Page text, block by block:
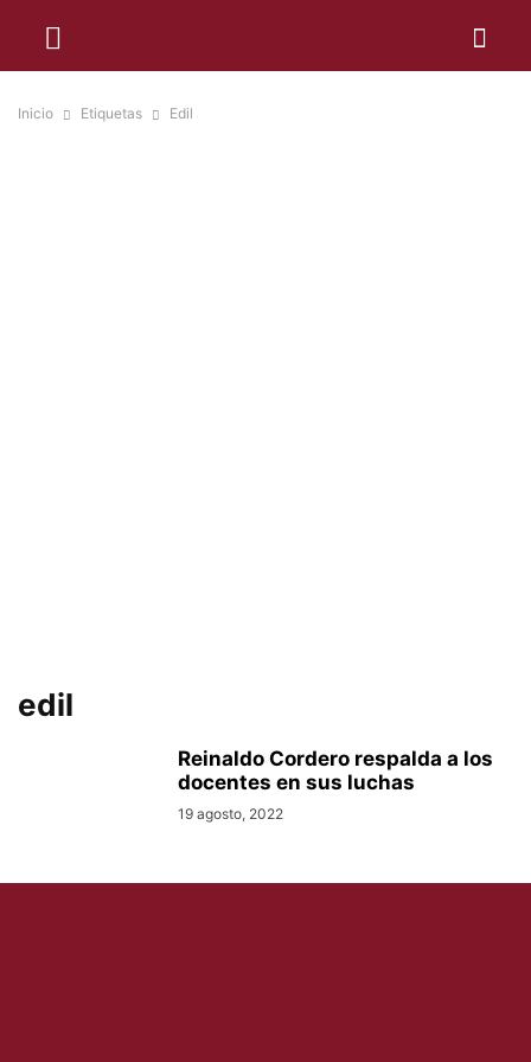
Inicio Etiquetas Edil
edil
Reinaldo Cordero respalda a los
docentes en sus luchas
19 agosto, 2022